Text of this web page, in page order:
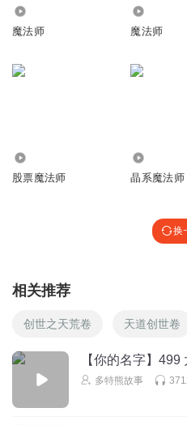
魔法师 魔法师
股票魔法师 晶系魔法师
换
相关推荐
创世之天荒卷 天道创世卷
【你的名字】
多特熊故事